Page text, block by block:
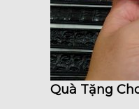
Quà Tặng